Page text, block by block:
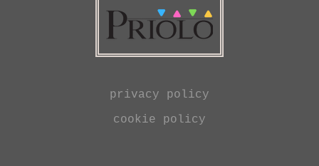
privacy policy
cookie policy